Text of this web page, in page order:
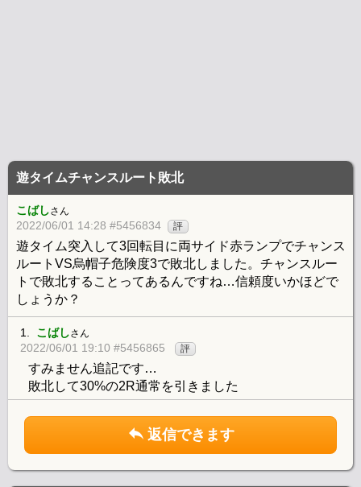
遊タイムチャンスルート敗北
こばしさん
2022/06/01 14:28 #5456834 評
遊タイム突入して3回転目に両サイド赤ランプでチャンス
ルートVS烏帽子危険度3で敗北しました。チャンスルー
トで敗北することってあるんですね…信頼度いかほどで
しょうか？
1. こばしさん
2022/06/01 19:10 #5456865 評
すみません追記です…
敗北して30%の2R通常を引きました
返信できます